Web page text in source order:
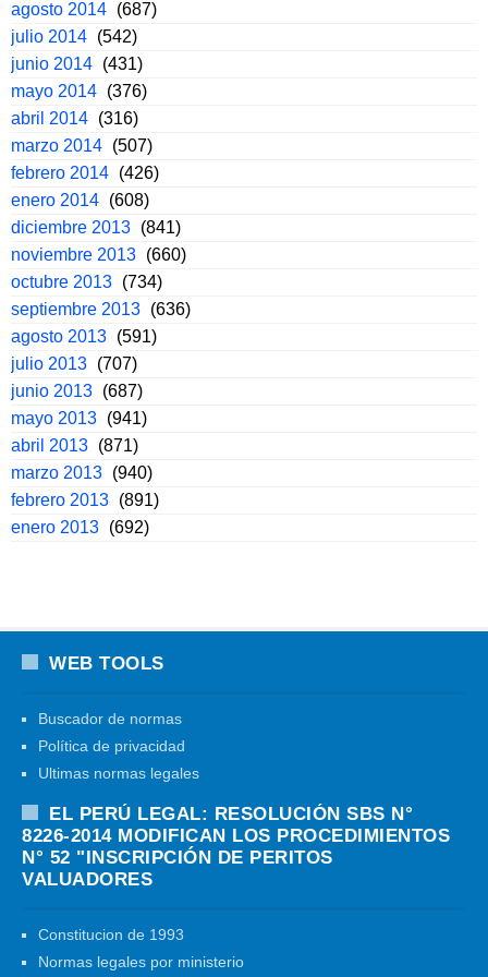
agosto 2014 (687)
julio 2014 (542)
junio 2014 (431)
mayo 2014 (376)
abril 2014 (316)
marzo 2014 (507)
febrero 2014 (426)
enero 2014 (608)
diciembre 2013 (841)
noviembre 2013 (660)
octubre 2013 (734)
septiembre 2013 (636)
agosto 2013 (591)
julio 2013 (707)
junio 2013 (687)
mayo 2013 (941)
abril 2013 (871)
marzo 2013 (940)
febrero 2013 (891)
enero 2013 (692)
WEB TOOLS
Buscador de normas
Política de privacidad
Ultimas normas legales
EL PERÚ LEGAL: RESOLUCIÓN SBS N°
8226-2014 MODIFICAN LOS PROCEDIMIENTOS
N° 52 "INSCRIPCIÓN DE PERITOS
VALUADORES
Constitucion de 1993
Normas legales por ministerio